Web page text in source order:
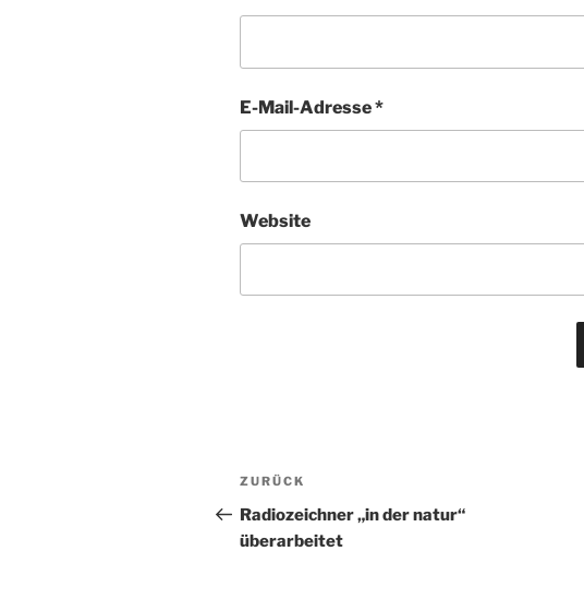
E-Mail-Adresse*
Website
Beitragsnavigation
Vorheriger
Beitrag
ZURÜCK
Radiozeichner „in der natur“
überarbeitet